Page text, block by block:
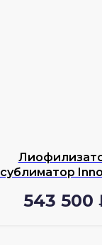
сублиматор
543 500